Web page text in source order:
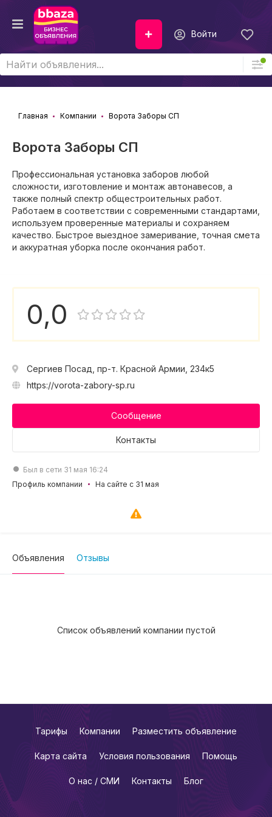
Войти
Главная Компании Ворота Заборы СП
Ворота Заборы СП
Профессиональная установка заборов любой
сложности, изготовление и монтаж автонавесов, а
также полный спектр общестроительных работ.
Работаем в соответствии с современными стандартами,
используем проверенные материалы и сохраняем
качество. Быстрое выездное замеривание, точная смета
и аккуратная уборка после окончания работ.
0,0
Сергиев Посад, пр-т. Красной Армии, 234к5
https://vorota-zabory-sp.ru
Сообщение
Контакты
Был в сети 31 мая 16:24
Профиль компании
На сайте с 31 мая
Объявления Отзывы
Список объявлений компании пустой
Тарифы Компании Разместить объявление
Карта сайта Условия пользования Помощь
О нас / СМИ Контакты Блог